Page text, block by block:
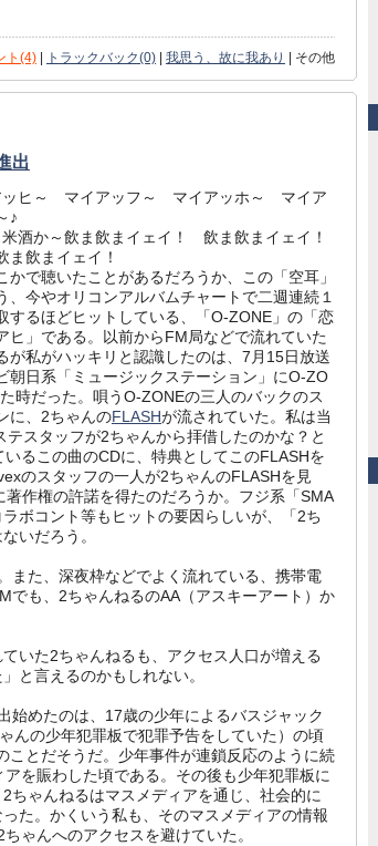
ト(4) | トラックバック(0) | 我思う、故に我あり | その他
出
ッヒ～ マイアッフ～ マイアッホ～ マイア
♪
酒か～飲ま飲まイェイ！ 飲ま飲まイェイ！
飲まイェイ！
かで聴いたことがあるだろうか、この「空耳」
、今やオリコンアルバムチャートで二週連続１
するほどヒットしている、「O-ZONE」の「恋
ヒ」である。以前からFM局などで流れていた
が私がハッキリと認識したのは、7月15日放送
朝日系「ミュージックステーション」にO-ZO
時だった。唄うO-ZONEの三人のバックのス
に、2ちゃんのFLASHが流されていた。私は当
テスタッフが2ちゃんから拝借したのかな？と
るこの曲のCDに、特典としてこのFLASHを
のスタッフの一人が2ちゃんのFLASHを見
作権の許諾を得たのだろうか。フジ系「SMA
ボコント等もヒットの要因らしいが、「2ち
いだろう。
また、深夜枠などでよく流れている、携帯電
でも、2ちゃんねるのAA（アスキーアート）か
いた2ちゃんねるも、アクセス人口が増える
と言えるのかもしれない。
始めたのは、17歳の少年によるバスジャック
んの少年犯罪板で犯罪予告をしていた）の頃
とだそうだ。少年事件が連鎖反応のように続
を賑わした頃である。その後も少年犯罪板に
ちゃんねるはマスメディアを通じ、社会的に
た。かくいう私も、そのマスメディアの情報
ゃんへのアクセスを避けていた。